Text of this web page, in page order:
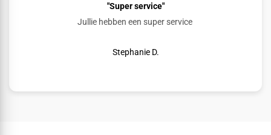
"Super service"
Jullie hebben een super service
Stephanie D.